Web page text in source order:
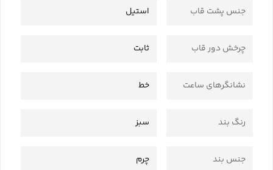
جنس پشت قاب استیل
چرخش دور قاب ثابت
نشانگرهای ساعت خط
رنگ بند سبز
جنس بند چرم